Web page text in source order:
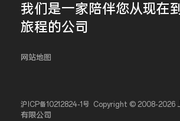
我们是一家陪伴您从现在
旅程的公司
网站地图
沪ICP备10212824-1号 Copyright © 2008-2026
有限公司